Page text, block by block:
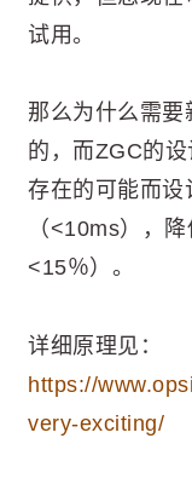
试用。
那么为什么需
的，而ZGC的
存在的可能而设
（<10ms），
<15％）。
详细原理见：
https://
very-exciting/